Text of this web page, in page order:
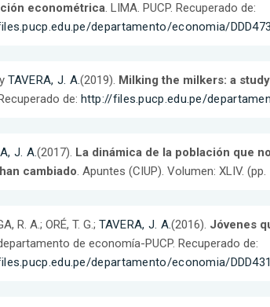
econométrica. LIMA. PUCP. Recuperado de:
departamento/economia/
TAVERA, J. A.(2019). Milking the milkers: a
de: http://files.pucp.edu.pe/
J. A.(2017). La dinámica de la población que
cambiado. Apuntes (CIUP). Volumen: XLIV. (pp.
R. A.; ORÉ, T. G.; TAVERA, J. A.(2016). Jóvenes
de economía-PUCP. Recuperado de:
departamento/economia/